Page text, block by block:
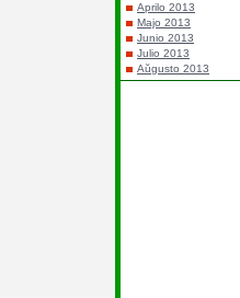
Aprilo 2013
Majo 2013
Junio 2013
Julio 2013
Aŭgusto 2013